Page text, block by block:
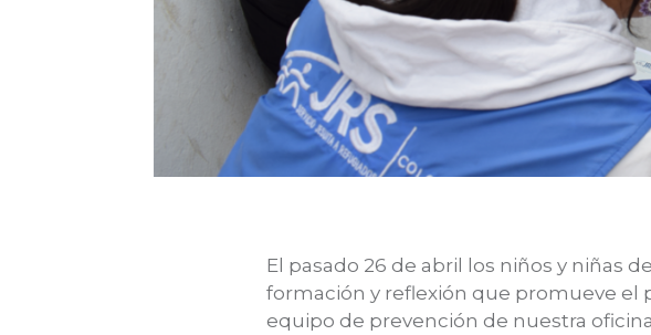
El pasado 26 de abril los niños y niñas
formación y reflexión que promueve el
equipo de prevención de nuestra